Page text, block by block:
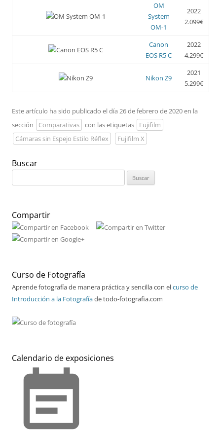
OM
System
OM-1
2022
2.099€
Canon
EOS R5 C
2022
4.299€
Nikon Z9
2021
5.299€
Este artículo ha sido publicado el día 26 de febrero de 2020 en la
sección
Comparativas con las etiquetas
Fujifilm
Cámaras sin Espejo Estilo Réflex
Fujifilm X
Buscar
Compartir
Curso de Fotografía
Aprende fotografía de manera práctica y sencilla con elcurso de
Introducción a la Fotografíade todo-fotografia.com
Calendario de exposiciones
event_note